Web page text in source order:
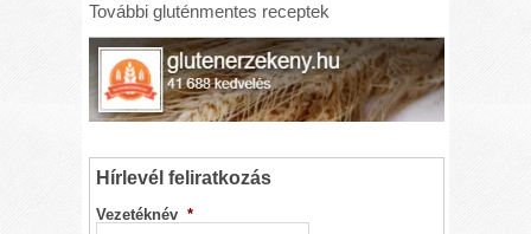
További gluténmentes receptek
Hírlevél feliratkozás
Vezetéknév *